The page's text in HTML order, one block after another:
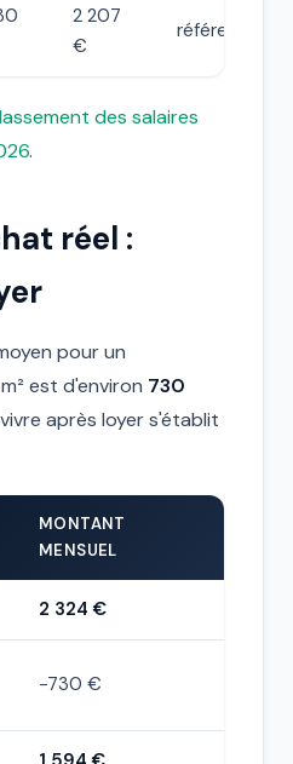
2 207
€
référence
des salaires
.
réel :
pour un
est d'environ 730
après loyer s'établit
MONTANT
MENSUEL
2 324 €
−730 €